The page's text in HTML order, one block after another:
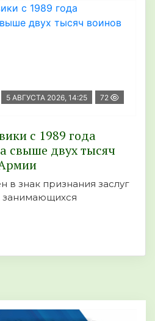
5 АВГУСТА 2026, 14:25 72
с 1989 года
свыше двух тысяч
в знак признания заслуг
занимающихся